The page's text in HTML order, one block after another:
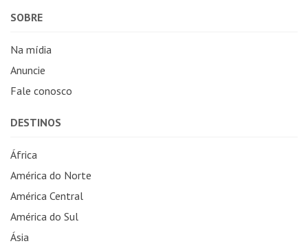
SOBRE
Na mídia
Anuncie
Fale conosco
DESTINOS
África
América do Norte
América Central
América do Sul
Ásia